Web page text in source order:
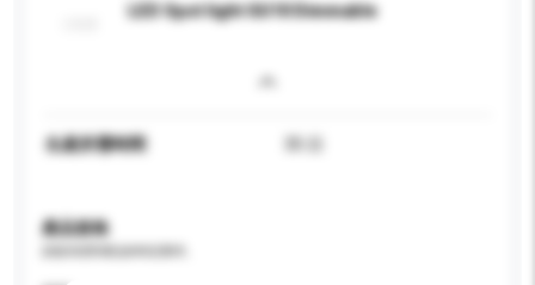
LED Spot light GU10 Dimmable
生產所需時間
產品規格